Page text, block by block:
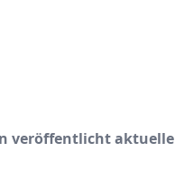
veröffentlicht aktuelle